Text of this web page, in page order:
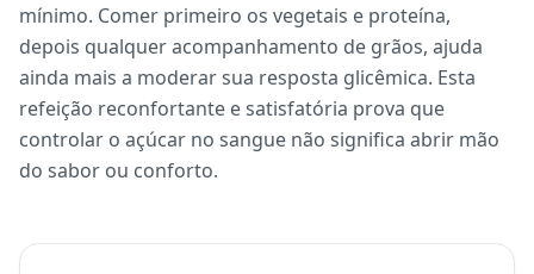
mínimo. Comer primeiro os vegetais e proteína,
depois qualquer acompanhamento de grãos, ajuda
ainda mais a moderar sua resposta glicêmica. Esta
refeição reconfortante e satisfatória prova que
controlar o açúcar no sangue não significa abrir mão
do sabor ou conforto.